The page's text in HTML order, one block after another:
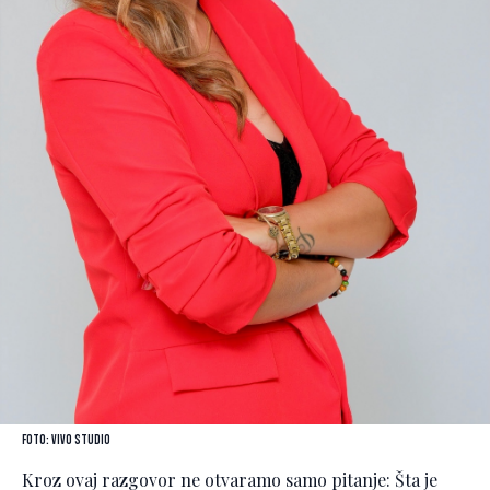
Foto: Vivo studio
Kroz ovaj razgovor ne otvaramo samo pitanje: Šta je